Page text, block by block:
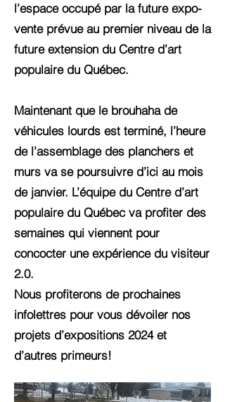
l’espace occupé par la future expo-
vente prévue au premier niveau de la
future extension du Centre d’art
populaire du Québec.
Maintenant que le brouhaha de
véhicules lourds est terminé, l’heure
de l’assemblage des planchers et
murs va se poursuivre d’ici au mois
de janvier. L’équipe du Centre d’art
populaire du Québec va profiter des
semaines qui viennent pour
concocter une expérience du visiteur
2.0.
Nous profiterons de prochaines
infolettres pour vous dévoiler nos
projets d’expositions 2024 et
d’autres primeurs!